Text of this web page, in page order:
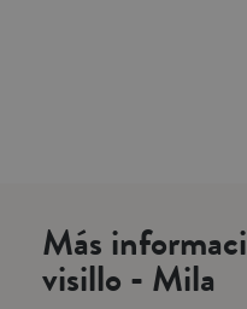
Más
visillo - Mila